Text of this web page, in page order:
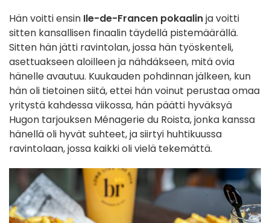
Hän voitti ensin Ile-de-Francen pokaalinja voitti
sitten kansallisen finaalin täydellä pistemäärällä.
Sitten hän jätti ravintolan, jossa hän työskenteli,
asettuakseen aloilleen ja nähdäkseen, mitä ovia
hänelle avautuu. Kuukauden pohdinnan jälkeen, kun
hän oli tietoinen siitä, ettei hän voinut perustaa omaa
yritystä kahdessa viikossa, hän päätti hyväksyä
Hugon tarjouksen Ménagerie du Roista, jonka kanssa
hänellä oli hyvät suhteet, ja siirtyi huhtikuussa
ravintolaan, jossa kaikki oli vielä tekemättä.